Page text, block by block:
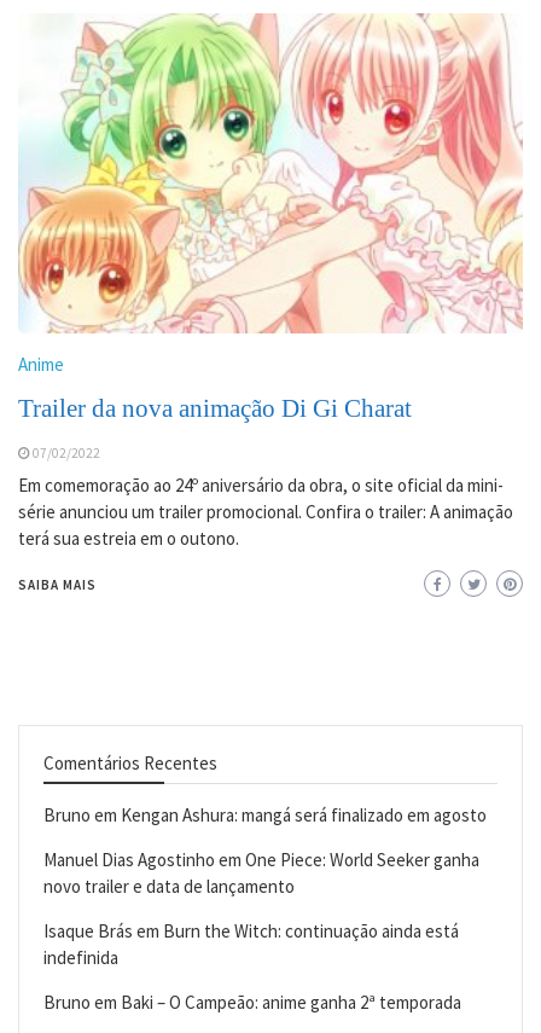
Anime
Trailer da nova animação Di Gi Charat
07/02/2022
Em comemoração ao 24º aniversário da obra, o site oficial da mini-
série anunciou um trailer promocional. Confira o trailer: A animação
terá sua estreia em o outono.
SAIBA MAIS
Comentários Recentes
Bruno em Kengan Ashura: mangá será finalizado em agosto
Manuel Dias Agostinho em One Piece: World Seeker ganha
novo trailer e data de lançamento
Isaque Brás em Burn the Witch: continuação ainda está
indefinida
Bruno em Baki – O Campeão: anime ganha 2ª temporada